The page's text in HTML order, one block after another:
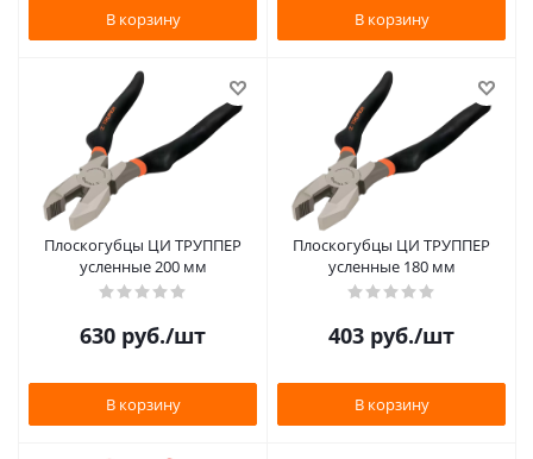
В корзину В корзину
Плоскогубцы ЦИ ТРУППЕР
усленные 200 мм
630 руб./шт
В корзину
Плоскогубцы ЦИ ТРУППЕР
усленные 180 мм
403 руб./шт
В корзину